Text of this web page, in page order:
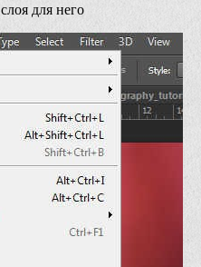
для него